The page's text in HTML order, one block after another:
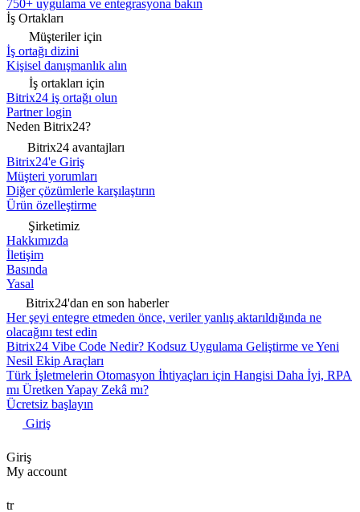
750+ uygulama ve entegrasyona bakın
İş Ortakları
Müşteriler için
İş ortağı dizini
Kişisel danışmanlık alın
İş ortakları için
Bitrix24 iş ortağı olun
Partner login
Neden Bitrix24?
Bitrix24 avantajları
Bitrix24'e Giriş
Müşteri yorumları
Diğer çözümlerle karşılaştırın
Ürün özelleştirme
Şirketimiz
Hakkımızda
İletişim
Basında
Yasal
Bitrix24'dan en son haberler
Her şeyi entegre etmeden önce, veriler yanlış aktarıldığında ne
olacağını test edin
Bitrix24 Vibe Code Nedir? Kodsuz Uygulama Geliştirme ve Yeni
Nesil Ekip Araçları
Türk İşletmelerin Otomasyon İhtiyaçları için Hangisi Daha İyi, RPA
mı Üretken Yapay Zekâ mı?
Ücretsiz başlayın
Giriş
Giriş
My account
tr